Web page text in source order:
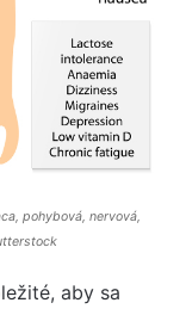
pohybová, nervová,
aby sa